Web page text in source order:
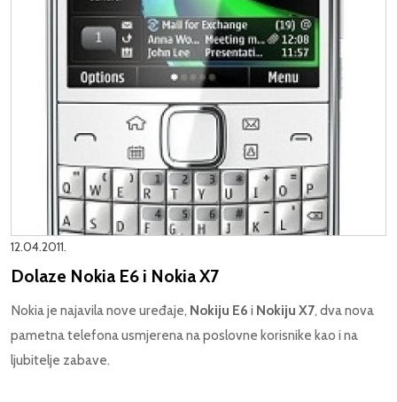
12.04.2011.
Dolaze Nokia E6 i Nokia X7
Nokia je najavila nove uređaje, Nokiju E6 i Nokiju X7, dva nova
pametna telefona usmjerena na poslovne korisnike kao i na
ljubitelje zabave.